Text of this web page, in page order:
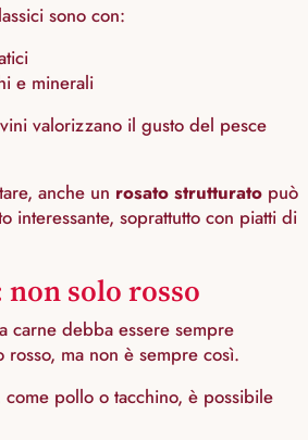
sono con:
e minerali
valorizzano il gusto del pesce
anche un rosato strutturato può
interessante, soprattutto con piatti di
solo rosso
carne debba essere sempre
rosso, ma non è sempre così.
come pollo o tacchino, è possibile